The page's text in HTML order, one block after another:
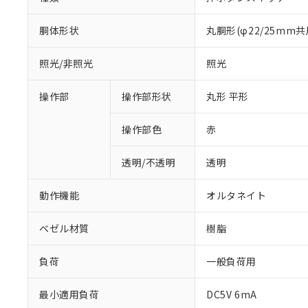
胴体形状 丸胴形(φ22/25mm共
照光/非照光 照光
操作部 操作部形状 丸形 平形
操作部色 赤
透明/不透明 透明
動作機能 オルタネイト
ベゼル材質 樹脂
負荷 一般負荷用
最小適用負荷 DC5V 6mA
※1 対応状況